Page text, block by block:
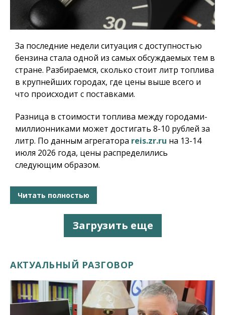
За последние недели ситуация с доступностью
бензина стала одной из самых обсуждаемых тем в
стране. Разбираемся, сколько стоит литр топлива
в крупнейших городах, где цены выше всего и
что происходит с поставками.
Разница в стоимости топлива между городами-
миллионниками может достигать 8-10 рублей за
литр. По данным агрегатора reis.zr.ru на 13-14
июля 2026 года, цены распределились
следующим образом.
Читать полностью
Загрузить еще
АКТУАЛЬНЫЙ РАЗГОВОР